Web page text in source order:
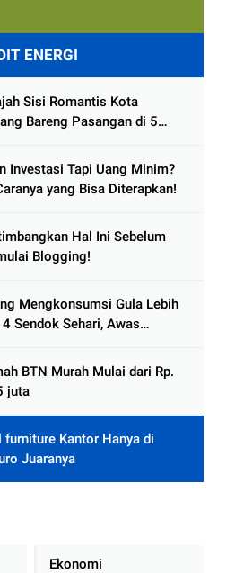
ENERGI
Sisi Romantis Kota
Bareng Pasangan di 5
Investasi Tapi Uang Minim?
yang Bisa Diterapkan!
Hal Ini Sebelum
Blogging!
Mengkonsumsi Gula Lebih
Sendok Sehari, Awas
BTN Murah Mulai dari Rp.
juta
furniture Kantor Hanya di
Juaranya
Ekonomi